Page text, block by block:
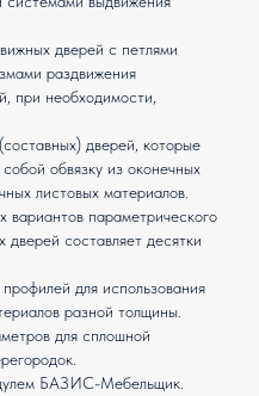
дверей с петлями
раздвижения
при необходимости,
дверей, которые
обвязку из оконечных
листовых материалов.
параметрического
составляет десятки
для использования
разной толщины.
для сплошной
БАЗИС-Мебельщик.